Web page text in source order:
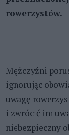
rowerzystów.
Mężczyźni
ignorując
uwagę
i zwrócić im
niebezpieczny